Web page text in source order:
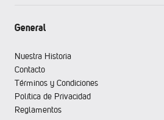
General
Nuestra Historia
Contacto
Términos y Condiciones
Política de Privacidad
Reglamentos